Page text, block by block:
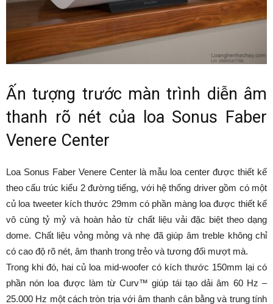
Ấn tượng trước màn trình diễn âm
thanh rõ nét của loa Sonus Faber
Venere Center
Loa Sonus Faber Venere Center là mẫu loa center được thiết kế
theo cấu trúc kiểu 2 đường tiếng, với hệ thống driver gồm có một
củ loa tweeter kích thước 29mm có phần màng loa được thiết kế
vô cùng tỷ mỷ và hoàn hảo từ chất liệu vải đặc biệt theo dạng
dome. Chất liệu vỏng mỏng và nhẹ đã giúp âm treble không chỉ
có cao độ rõ nét, âm thanh trong trẻo và tương đối mượt mà.
Trong khi đó, hai củ loa mid-woofer có kích thước 150mm lại có
phần nón loa được làm từ Curv™ giúp tái tạo dải âm 60 Hz –
25.000 Hz một cách tròn trịa với âm thanh cân bằng và trung tính